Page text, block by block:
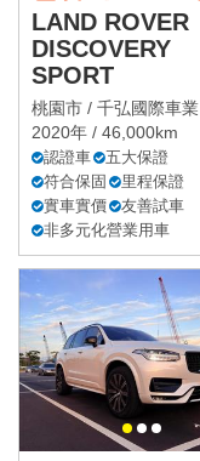
LAND ROVER
DISCOVERY
SPORT
桃園市 / 千弘國際車業
2020年 / 46,000km
認證車
五大保證
符合保固
里程保證
實車實價
友善試車
非多元化營業用車